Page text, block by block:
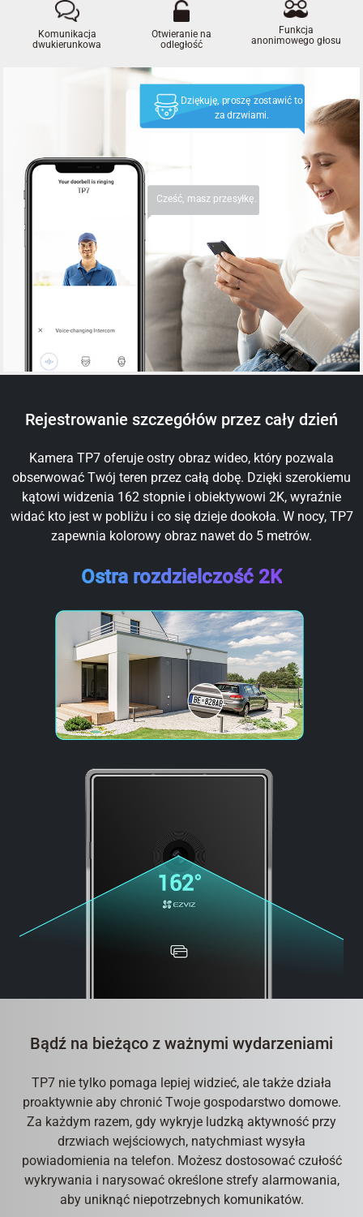
Komunikacja
dwukierunkowa
Otwieranie na
odległość
Funkcja
anonimowego głosu
Dziękuję, proszę zostawić to
za drzwiami.
Cześć, masz przesyłkę.
Rejestrowanie szczegółów przez cały dzień
Kamera TP7 oferuje ostry obraz wideo, który pozwala
obserwować Twój teren przez całą dobę. Dzięki szerokiemu
kątowi widzenia 162 stopnie i obiektywowi 2K, wyraźnie
widać kto jest w pobliżu i co się dzieje dookoła. W nocy, TP7
zapewnia kolorowy obraz nawet do 5 metrów.
Ostra rozdzielczość 2K
Bądź na bieżąco z ważnymi wydarzeniami
TP7 nie tylko pomaga lepiej widzieć, ale także działa
proaktywnie aby chronić Twoje gospodarstwo domowe.
Za każdym razem, gdy wykryje ludzką aktywność przy
drzwiach wejściowych, natychmiast wysyła
powiadomienia na telefon. Możesz dostosować czułość
wykrywania i narysować określone strefy alarmowania,
aby uniknąć niepotrzebnych komunikatów.